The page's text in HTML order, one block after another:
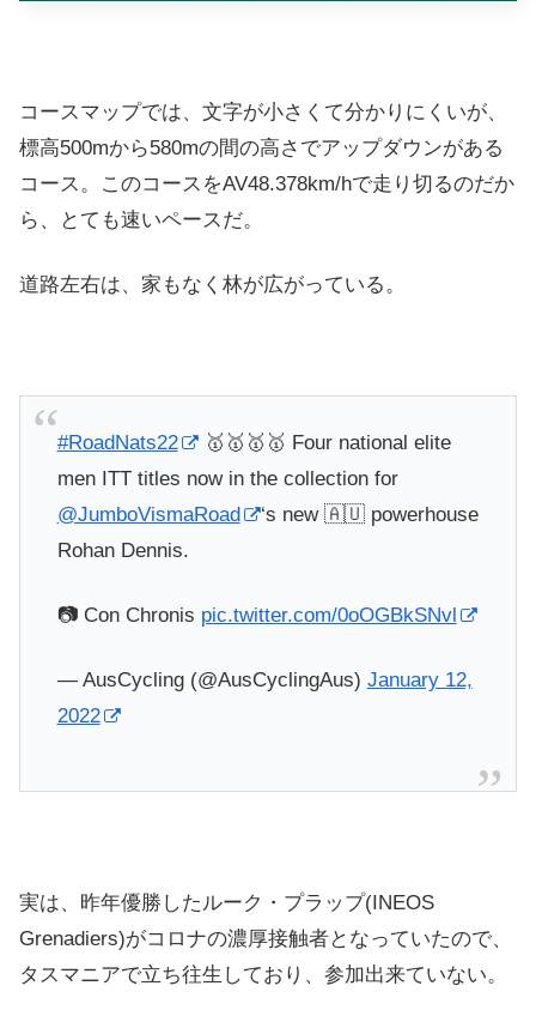
コースマップでは、文字が小さくて分かりにくいが、
標高500mから580mの間の高さでアップダウンがある
コース。このコースをAV48.378km/hで走り切るのだか
ら、とても速いペースだ。
道路左右は、家もなく林が広がっている。
#RoadNats22
🥇🥇🥇🥇 Four national elite
men ITT titles now in the collection for
@JumboVismaRoad
‘s new 🇦🇺 powerhouse
Rohan Dennis.
📷 Con Chronis pic.twitter.com/0oOGBkSNvl
— AusCycling (@AusCyclingAus) January 12,
2022
実は、昨年優勝したルーク・プラップ(INEOS
Grenadiers)がコロナの濃厚接触者となっていたので、
タスマニアで立ち往生しており、参加出来ていない。